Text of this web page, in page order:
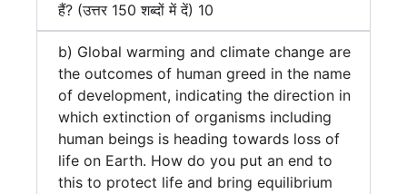
हैं? (उत्तर 150 शब्दों में दें) 10
b) Global warming and climate change are
the outcomes of human greed in the name
of development, indicating the direction in
which extinction of organisms including
human beings is heading towards loss of
life on Earth. How do you put an end to
this to protect life and bring equilibrium